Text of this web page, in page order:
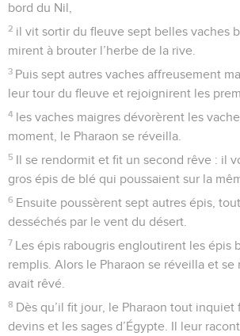
bord du Nil,
2 il vit sortir du fleuve sept belles vaches
mirent à brouter l’herbe de la rive.
3 Puis sept autres vaches affreusement
leur tour du fleuve et rejoignirent les
4 les vaches maigres dévorèrent les
moment, le Pharaon se réveilla.
5 Il se rendormit et fit un second rêve : il
gros épis de blé qui poussaient sur la
6 Ensuite poussèrent sept autres épis,
desséchés par le vent du désert.
7 Les épis rabougris engloutirent les épis
remplis. Alors le Pharaon se réveilla et se
avait rêvé.
8 Dès qu’il fit jour, le Pharaon tout inquiet
devins et les sages d’Égypte. Il leur